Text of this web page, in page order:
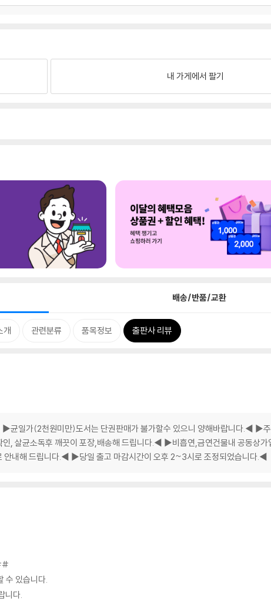
내 가게에서 팔기
배송/반품/교환
개 관련분류 품목정보 출판사 리뷰
균일가(2천원미만)도서는 단권판매가 불가할수 있으니 양해바랍니다.◀ ▶
, 살균소독후 깨끗이 포장,배송해 드립니다.◀ ▶비흡연,금연건물내 공동상가
내해 드립니다.◀ ▶당일 출고 마감시간이 오후 2~3시로 조정되었습니다.◀
수 있습니다.
니다.